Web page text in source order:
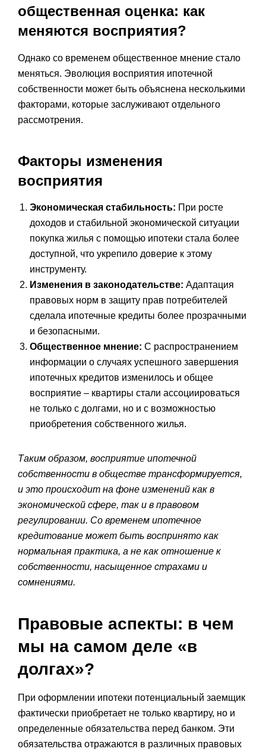
общественная оценка: как
меняются восприятия?
Однако со временем общественное мнение стало
меняться. Эволюция восприятия ипотечной
собственности может быть объяснена несколькими
факторами, которые заслуживают отдельного
рассмотрения.
Факторы изменения
восприятия
Экономическая стабильность: При росте
доходов и стабильной экономической ситуации
покупка жилья с помощью ипотеки стала более
доступной, что укрепило доверие к этому
инструменту.
Изменения в законодательстве: Адаптация
правовых норм в защиту прав потребителей
сделала ипотечные кредиты более прозрачными
и безопасными.
Общественное мнение: С распространением
информации о случаях успешного завершения
ипотечных кредитов изменилось и общее
восприятие – квартиры стали ассоциироваться
не только с долгами, но и с возможностью
приобретения собственного жилья.
Таким образом, восприятие ипотечной
собственности в обществе трансформируется,
и это происходит на фоне изменений как в
экономической сфере, так и в правовом
регулировании. Со временем ипотечное
кредитование может быть воспринято как
нормальная практика, а не как отношение к
собственности, насыщенное страхами и
сомнениями.
Правовые аспекты: в чем
мы на самом деле «в
долгах»?
При оформлении ипотеки потенциальный заемщик
фактически приобретает не только квартиру, но и
определенные обязательства перед банком. Эти
обязательства отражаются в различных правовых